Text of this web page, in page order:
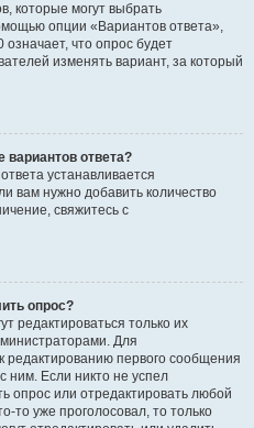
которые могут выбрать
опции «Вариантов ответа»,
что опрос будет
изменять вариант, за который
ответа?
устанавливается
вам нужно добавить количество
свяжитесь с
опрос?
редактироваться только их
Для
редактированию первого сообщения
ним. Если никто не успел
опрос или отредактировать любой
то уже проголосовал, то только